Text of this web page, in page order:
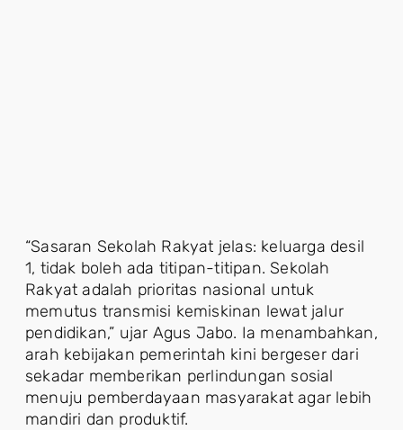
“Sasaran Sekolah Rakyat jelas: keluarga desil
1, tidak boleh ada titipan-titipan. Sekolah
Rakyat adalah prioritas nasional untuk
memutus transmisi kemiskinan lewat jalur
pendidikan,” ujar Agus Jabo. Ia menambahkan,
arah kebijakan pemerintah kini bergeser dari
sekadar memberikan perlindungan sosial
menuju pemberdayaan masyarakat agar lebih
mandiri dan produktif.